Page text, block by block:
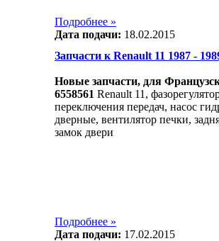
Подробнее »
Дата подачи: 18.02.2015
Запчасти к Renault 11 1987 -
Новые запчасти, для
6558561 Renault 11,
переключения передач, насос
дверные, вентилятор печки,
замок двери
Подробнее »
Дата подачи: 17.02.2015